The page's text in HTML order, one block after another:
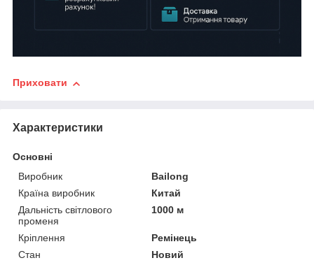
Приховати
Характеристики
Основні
Виробник
Bailong
Країна виробник
Китай
Дальність світлового
променя
1000 м
Кріплення
Ремінець
Стан
Новий